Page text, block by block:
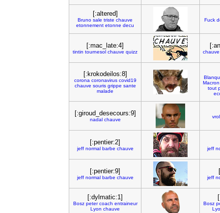
[:altered]
Bruno sale triste chauve
etonnement etonne decu
Fuck
[:mac_late:4]
tintin tournesol chauve quizz chauve
[:krokodeilos:8]
corona coronavirus covid19
chauve souris grippe sante
malade
Macron
tout
[:giroud_desecours:9]
nadal chauve
[:pentier:2]
jeff normal barbe chauve jeff
[:pentier:9]
jeff normal barbe chauve jeff
[:dylmatic:1]
Bosz peter coach entraineur
Lyon chauve
Bosz